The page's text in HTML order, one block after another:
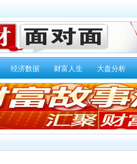
经济数据 财富人生 大盘分析